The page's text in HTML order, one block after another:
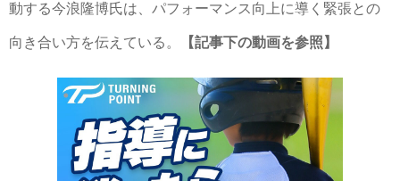
動する今浪隆博氏は、パフォーマンス向上に導く緊張との
向き合い方を伝えている。 【記事下の動画を参照】